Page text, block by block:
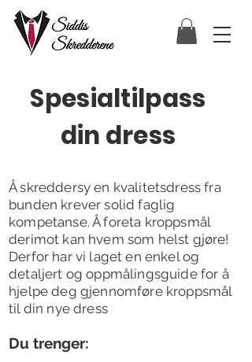
Spesialtilpass
din dress
Å skreddersy en kvalitetsdress fra
bunden krever solid faglig
kompetanse. Å foreta kroppsmål
derimot kan hvem som helst gjøre!
Derfor har vi laget en enkel og
detaljert og oppmålingsguide for å
hjelpe deg gjennomføre kroppsmål
til din nye dress
Du trenger: